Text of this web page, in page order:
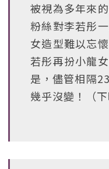
被視為多年來
粉絲對李若彤
女造型難以忘
若彤再扮小龍
是，儘管相隔
幾乎沒變！（下